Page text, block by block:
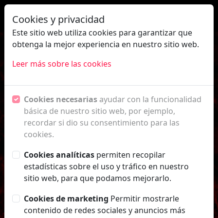
Cookies y privacidad
Este sitio web utiliza cookies para garantizar que
obtenga la mejor experiencia en nuestro sitio web.
Leer más sobre las cookies
Cookies necesariasayudar con la funcionalidad
básica de nuestro sitio web, por ejemplo,
recordar si dio su consentimiento para las
cookies.
Cookies analíticas permiten recopilar
estadísticas sobre el uso y tráfico en nuestro
sitio web, para que podamos mejorarlo.
Cookies de marketing Permitir mostrarle
contenido de redes sociales y anuncios más
Galardones a la 75 edición
El Festival de Granada despide
su 75 edición con dos
galardones que reconocen su
Previous Next